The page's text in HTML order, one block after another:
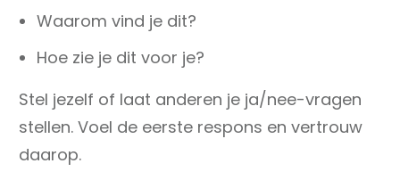
Waarom vind je dit?
Hoe zie je dit voor je?
Stel jezelf of laat anderen je ja/nee-vragen
stellen. Voel de eerste respons en vertrouw
daarop.